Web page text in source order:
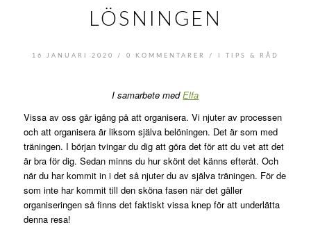
LÖSNINGEN
16 JANUARI 2020 / 0 KOMMENTARER / TIPS & RÅD
I samarbete medElfa
Vissa av oss går igång på att organisera. Vi njuter av processen
och att organisera är liksom själva belöningen. Det är som med
träningen. I början tvingar du dig att göra det för att du vet att det
är bra för dig. Sedan minns du hur skönt det känns efteråt. Och
när du har kommit in i det så njuter du av själva träningen. För de
som inte har kommit till den sköna fasen när det gäller
organiseringen så finns det faktiskt vissa knep för att underlätta
denna resa!